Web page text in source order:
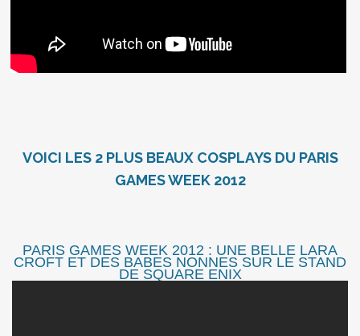
VOICI LES 2 PLUS BEAUX COSPLAYS DU PARIS
GAMES WEEK 2012
PARIS GAMES WEEK 2012 : UNE BELLE LARA
CROFT ET DES BABES NONNES SUR LE STAND
DE SQUARE ENIX